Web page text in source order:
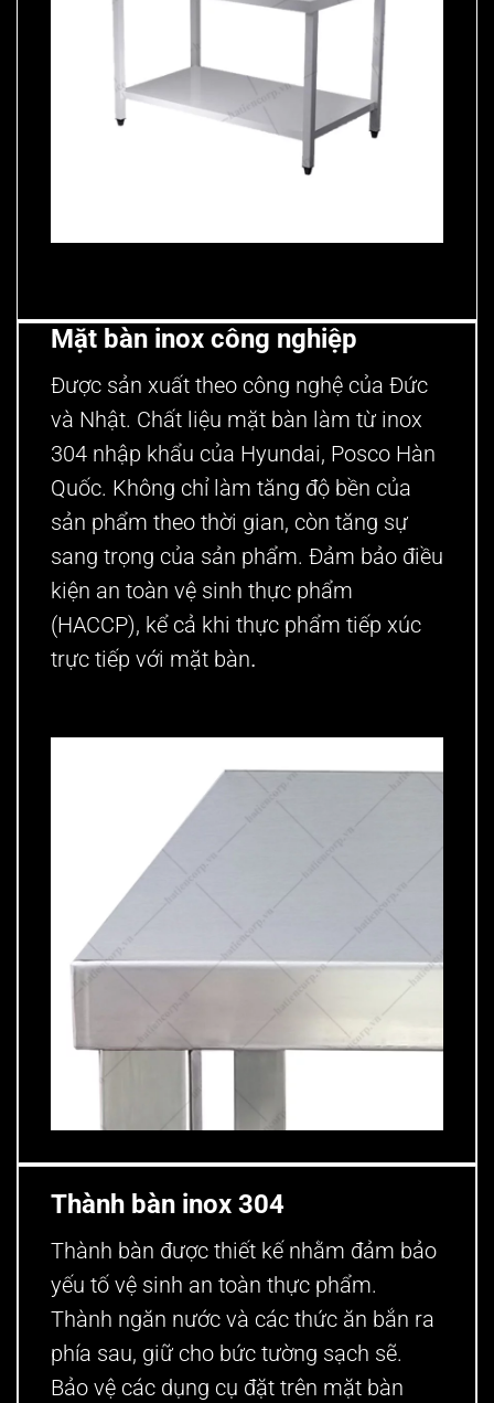
Mặt bàn inox công nghiệp
Được sản xuất theo công nghệ của Đức
và Nhật. Chất liệu mặt bàn làm từ inox
304 nhập khẩu của Hyundai, Posco Hàn
Quốc. Không chỉ làm tăng độ bền của
sản phẩm theo thời gian, còn tăng sự
sang trọng của sản phẩm. Đảm bảo điều
kiện an toàn vệ sinh thực phẩm
(HACCP), kể cả khi thực phẩm tiếp xúc
trực tiếp với mặt bàn.
Thành bàn inox 304
Thành bàn được thiết kế nhằm đảm bảo
yếu tố vệ sinh an toàn thực phẩm.
Thành ngăn nước và các thức ăn bắn ra
phía sau, giữ cho bức tường sạch sẽ.
Bảo vệ các dụng cụ đặt trên mặt bàn